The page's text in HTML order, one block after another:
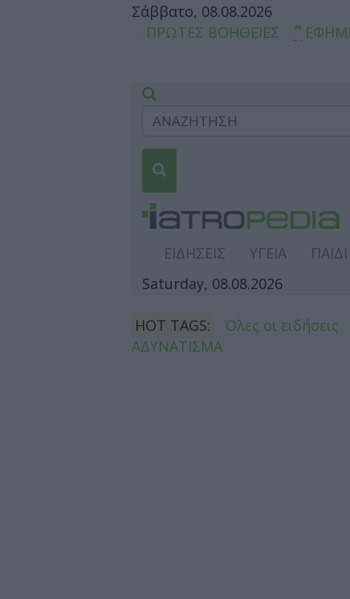
Σάββατο, 08.08.2026
ΠΡΩΤΕΣ ΒΟΗΘΕΙΕΣ
ΕΙΔΗΣΕΙΣ ΥΓΕΙΑ ΠΑΙΔΙ
Saturday, 08.08.2026
HOT TAGS: Όλες οι ειδήσεις
ΑΔΥΝΑΤΙΣΜΑ